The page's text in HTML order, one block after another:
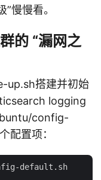
慢慢看。
的 “漏网之
up.sh搭建并初始
logging
config-
配置项：
default.sh